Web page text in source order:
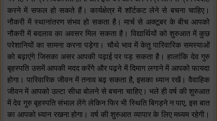
करने में सफल हो सकते हैं। कार्यक्षेत्र में शॉर्टकट लेने से बचना चाहिए।
नौकरी में स्थानांतरण संभव हो सकता है। मार्च से अक्टूबर के बीच आपको
नौकरी में बदलाव का अवसर मिल सकता है। विद्यार्थियों को शुरुआत में कुछ
परेशानियों का सामना करना पड़ेगा। चौथे भाव में केतु पारिवारिक समस्याओं
को बढ़ाएंगे जिसका असर आपकी पढ़ाई पर पड़ सकता है। हालांकि देव गुरु
बृहस्पति उसमें आपकी मदद करेंगे और पढ़ने में दिमाग लगाने में आपको फायदा
होगा। पारिवारिक जीवन में तनाव बढ़ सकता है, इसका ध्यान रखें। वैवाहिक
जीवन में आपको उल्टा सीधा बोलने से बचना चाहिए। भले ही वर्ष की शुरुआत
में देव गुरु बृहस्पति संभाल लेंगे लेकिन फिर भी स्थिति बिगड़ने न पाए, इस बात
का आपको ध्यान रखना होगा। वर्ष की शुरुआत व्यापार के लिए मध्यम रहेगी।